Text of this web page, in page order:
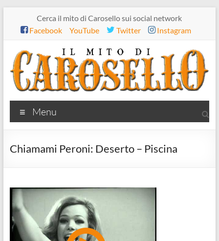
contenuto
Cerca il mito di Carosello sui social network
Facebook
YouTube Twitter Instagram
Il
mito
di
Menu
Chiamami Peroni: Deserto – Piscina